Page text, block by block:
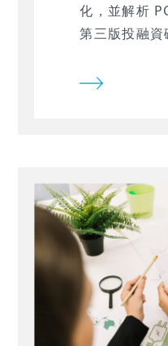
化，並解析
第三版投融
式揭露範疇三